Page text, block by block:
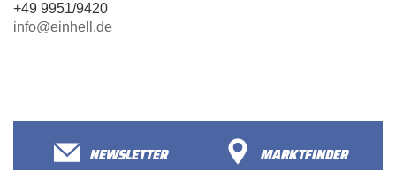
+49 9951/9420
info@einhell.de
NEWSLETTER
MARKTFINDER